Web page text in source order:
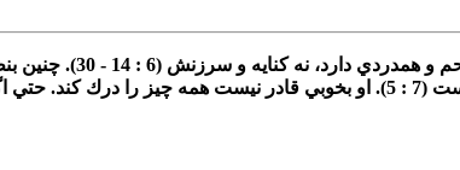
بابهاي‌ 6 و 7 در برگيرندة‌ دومين‌
كاملاً مطمئن‌ و آگاه‌ است‌ كه‌ در گذشته‌ مرد شريري‌ نبوده‌ است‌. با اين‌ حال‌ جسم‌ و تن‌ او از كرم‌ها ملبّس‌ است‌ (7 :